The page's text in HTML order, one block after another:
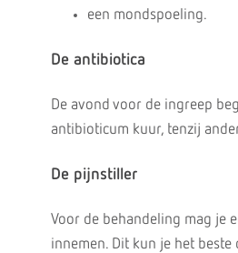
een mondspoeling.
De antibiotica
De avond voor de ingreep
antibioticum kuur, tenzij
De pijnstiller
Voor de behandeling mag je
innemen. Dit kun je het beste